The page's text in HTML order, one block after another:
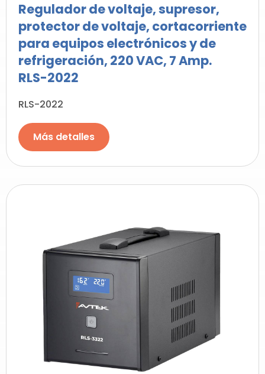
Regulador de voltaje, supresor,
protector de voltaje, cortacorriente
para equipos electrónicos y de
refrigeración, 220 VAC, 7 Amp.
RLS-2022
RLS-2022
Más detalles